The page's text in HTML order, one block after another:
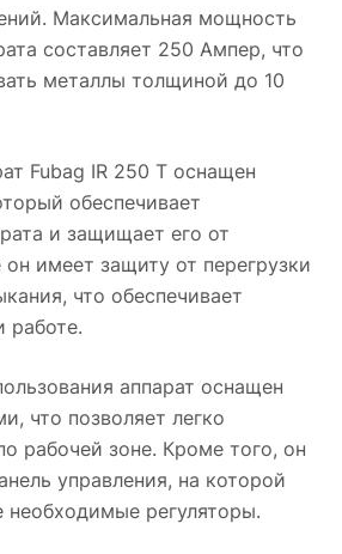
Максимальная мощность
составляет 250 Ампер, что
металлы толщиной до 10
Fubag IR 250 T оснащен
обеспечивает
и защищает его от
он имеет защиту от перегрузки
что обеспечивает
работе.
аппарат оснащен
что позволяет легко
рабочей зоне. Кроме того, он
управления, на которой
регуляторы.